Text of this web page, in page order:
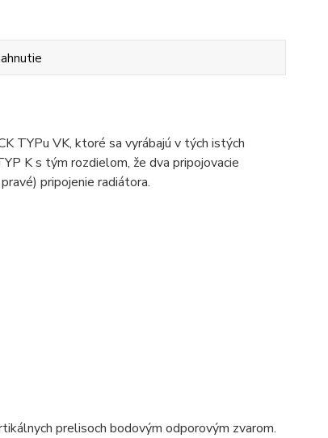
TYPu VK, ktoré sa vyrábajú v tých istých
K s tým rozdielom, že dva pripojovacie
pripojenie radiátora.
prelisoch bodovým odporovým zvarom.